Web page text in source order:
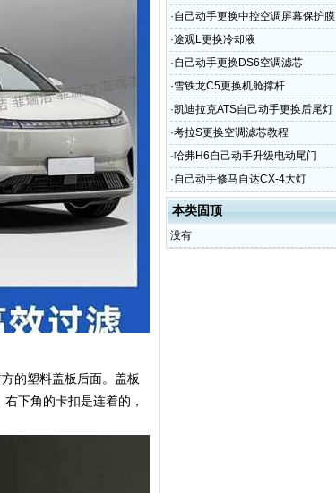
的塑料盖板后面。盖板
下角的卡扣是连着的，
·自己动手更换中控空调屏幕保护膜
·途观L更换冷却液
·自己动手更换DS6空调滤芯
·雪铁龙C5更换机舱撑杆
·凯迪拉克ATS自己动手更换后尾灯
·考拉S更换空调滤芯教程
·哈弗H6自己动手升级电动尾门
·自己动手修马自达CX-4大灯
本类固顶
没有